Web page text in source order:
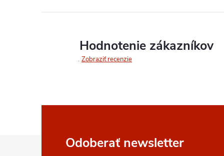
Hodnotenie zákazníkov
Zobraziť recenzie
Odoberať newsletter